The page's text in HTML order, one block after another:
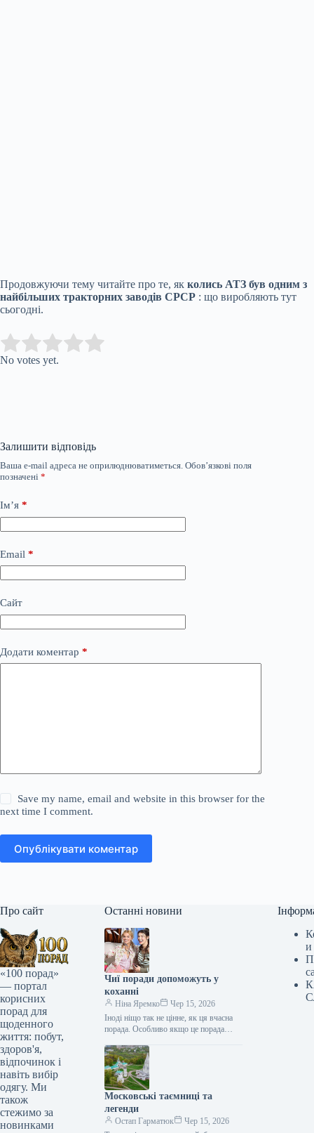
Продовжуючи тему читайте про те, як колись АТЗ був одним з
найбільших тракторних заводів СРСР : що виробляють тут
сьогодні.
Rate this item:
No votes yet.
Залишити відповідь
Ваша e-mail адреса не оприлюднюватиметься. Обов’язкові поля
позначені *
Ім’я *
Email *
Сайт
Додати коментар *
Save my name, email and website in this browser for the
next time I comment.
Опублікувати коментар
Про сайт
«100 порад»
— портал
корисних
порад для
щоденного
життя: побут,
здоров'я,
відпочинок і
навіть вибір
одягу. Ми
також
стежимо за
новинками
Останні новини
Чиї поради допоможуть у
коханні
Ніна Яремко
Чер 15, 2026
Іноді ніщо так не цінне, як ця вчасна
порада. Особливо якщо це порада
косметолога, тренера, стиліста…
Московські таємниці та
легенди
Остап Гарматюк
Чер 15, 2026
и